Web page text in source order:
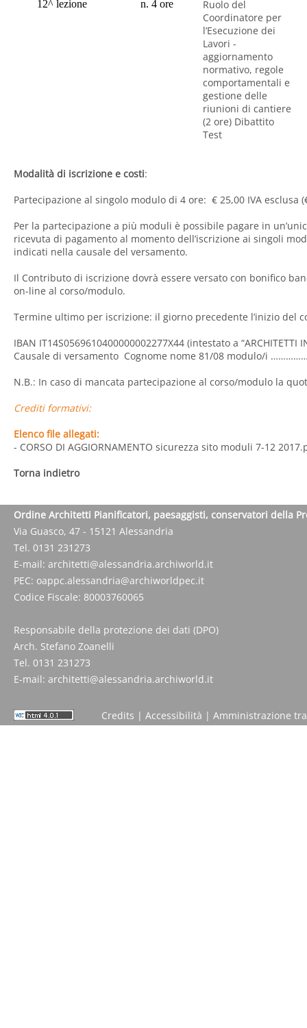
12^ lezione
n. 4 ore
Ruolo del
Coordinatore per
l’Esecuzione dei
Lavori -
aggiornamento
normativo, regole
comportamentali e
gestione delle
riunioni di cantiere
(2 ore) Dibattito
Test
Modalità di iscrizione e costi:
Partecipazione al singolo modulo di 4 ore: € 25,00 IVA esclusa
Per la partecipazione a più moduli è possibile pagare in
ricevuta di pagamento al momento dell’iscrizione ai singoli
indicati nella causale del versamento.
Il Contributo di iscrizione dovrà essere versato con bonifico
on-line al corso/modulo.
Termine ultimo per iscrizione: il giorno precedente l’inizio del
IBAN IT14S0569610400000002277X44 (intestato a “ARCHITETTI
Causale di versamento Cognome nome 81/08 modulo/i
N.B.: In caso di mancata partecipazione al corso/modulo la
Crediti formativi:
Elenco file allegati:
- CORSO DI AGGIORNAMENTO sicurezza sito moduli 7-12
Torna indietro
Ordine Architetti Pianificatori, paesaggisti, conservatori della
Via Guasco, 47 - 15121 Alessandria
Tel. 0131 231273
E-mail: architetti@alessandria.archiworld.it
PEC: oappc.alessandria@archiworldpec.it
Codice Fiscale: 80003760065
Responsabile della protezione dei dati (DPO)
Arch. Stefano Zoanelli
Tel. 0131 231273
E-mail: architetti@alessandria.archiworld.it
Credits | Accessibilità | Amministrazione